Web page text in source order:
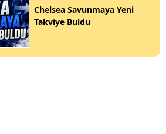
Chelsea Savunmaya Yeni
Takviye Buldu